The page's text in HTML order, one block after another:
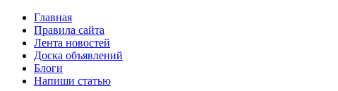
Главная
Правила сайта
Лента новостей
Доска объявлений
Блоги
Напиши статью